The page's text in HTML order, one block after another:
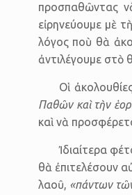
προσπαθῶντας
εἰρηνεύουμε μὲ
λόγος ποὺ θὰ
ἀντιλέγουμε στὸ
Οἱ
Παθῶν καὶ τὴν
καὶ νὰ
Ἰδιαίτερα
θὰ ἐπιτελέσουν
λαοῦ, «πάντων